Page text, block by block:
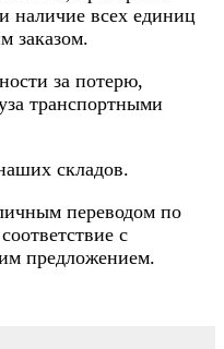
наличие всех единиц
заказом.
за потерю,
транспортными
складов.
переводом по
с
предложением.